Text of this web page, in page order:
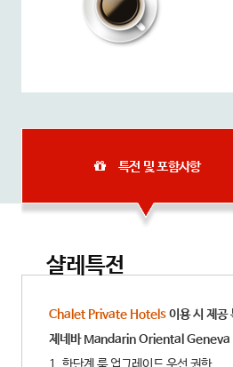
특전 및 포함사항
샬레특전
Chalet Private Hotels이용 시 제공
제네바 Mandarin Oriental Geneva